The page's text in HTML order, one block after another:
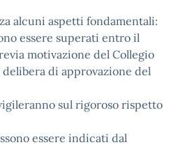
alcuni aspetti fondamentali:
essere superati entro il
motivazione del Collegio
di approvazione del
sul rigoroso rispetto
essere indicati dal